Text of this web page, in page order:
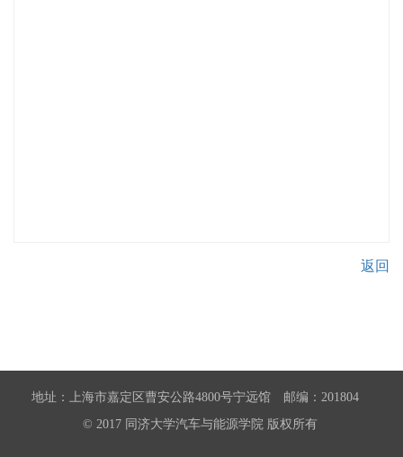
返回
地址：上海市嘉定区曹安公路4800号宁远馆 邮编：201804
© 2017 同济大学汽车与能源学院 版权所有